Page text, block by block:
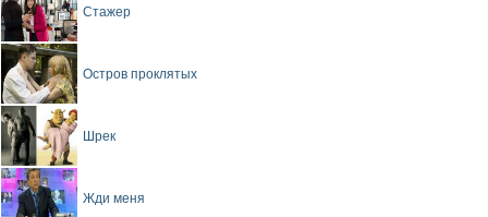
Стажер
Остров проклятых
Шрек
Жди меня